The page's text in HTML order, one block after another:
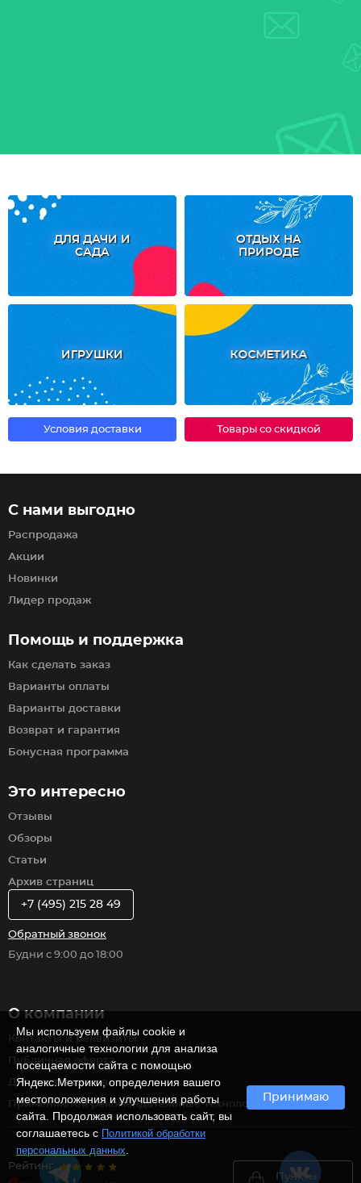
ДЛЯ ДАЧИ И
САДА
ОТДЫХ НА
ПРИРОДЕ
ИГРУШКИ КОСМЕТИКА
Условия доставки Товары со скидкой
Рейтинг
Пункты
Помощь и поддержка
Как сделать заказ
Варианты оплаты
Варианты доставки
Возврат и гарантия
Бонусная программа
С нами выгодно
Распродажа
Акции
Новинки
Лидер продаж
Это интересно
Отзывы
Обзоры
Статьи
Архив страниц
О компании
Контакты и реквизиты
Публичная оферта
Для поставщиков
Применяются рекомендательные технологии
+7 (495) 215 28 49
Обратный звонок
Будни с 9:00 до 18:00
Мы используем файлы cookie и
аналогичные технологии для анализа
посещаемости сайта с помощью
Яндекс.Метрики, определения вашего
местоположения и улучшения работы
сайта. Продолжая использовать сайт, вы
соглашаетесь с Политикой обработки
персональных данных
Принимаю